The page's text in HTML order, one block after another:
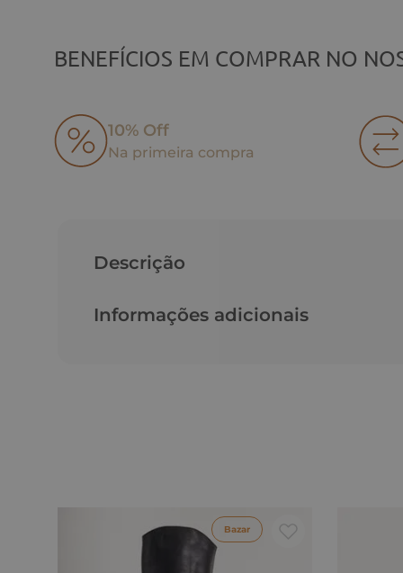
BENEFÍCIOS EM COMPRAR NO
10% Off
Na primeira compra
Descrição
Informações adicionais
Bazar